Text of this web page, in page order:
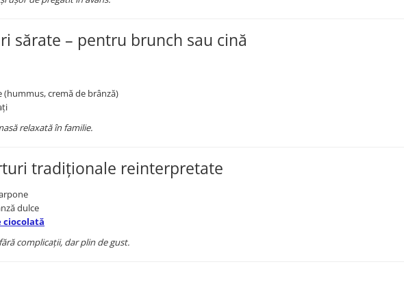
sărate – pentru brunch sau cină
cremă de brânză)
relaxată în familie.
tradiționale reinterpretate
dulce
ciocolată
complicații, dar plin de gust.